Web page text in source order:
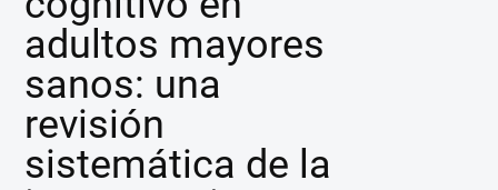
adultos mayores
sanos: una
revisión
sistemática de la